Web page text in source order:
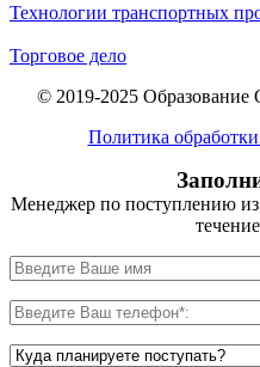
Технологии транспортных
Торговое дело
© 2019-2025 Образование
Политика
Менеджер по поступлению